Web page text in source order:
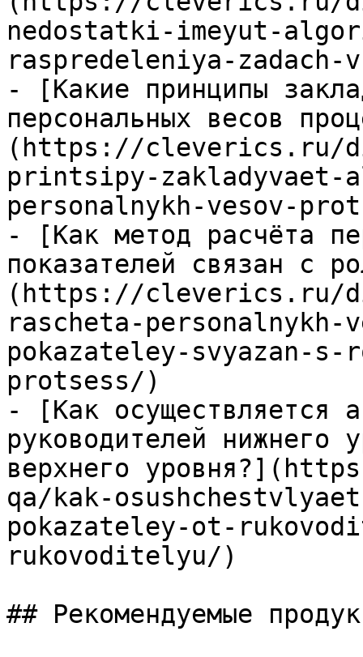
nedostatki-imeyut-
raspredeleniya-
- [Какие принципы
персональных весов
(https://cleverics.ru/
printsipy-zakladyvaet-
personalnykh-vesov-
- [Как метод расчёта
показателей связан с
(https://cleverics.ru/
rascheta-personalnykh-
pokazateley-svyazan-
protsess/)
- [Как осуществляется
руководителей нижнего
верхнего
qa/kak-
pokazateley-ot-
rukovoditelyu/)
## Рекомендуемые